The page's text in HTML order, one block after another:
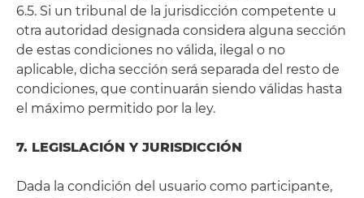
6.5. Si un tribunal de la jurisdicción competente u
otra autoridad designada considera alguna sección
de estas condiciones no válida, ilegal o no
aplicable, dicha sección será separada del resto de
condiciones, que continuarán siendo válidas hasta
el máximo permitido por la ley.
7. LEGISLACIÓN Y JURISDICCIÓN
Dada la condición del usuario como participante,